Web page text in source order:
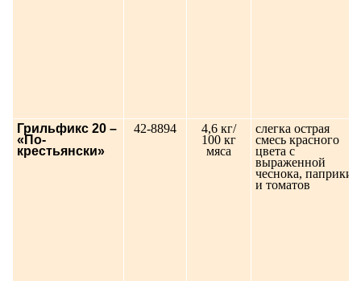
Грильфикс 20 –
«По-
крестьянски»
42-8894
4,6 кг/
100 кг
мяса
слегка острая
смесь красного
цвета с
выраженной
чеснока, паприки
и томатов